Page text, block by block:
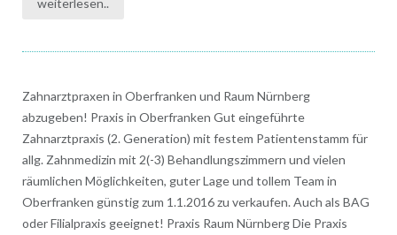
Zahnarztpraxen in Oberfranken und Raum Nürnberg
abzugeben! Praxis in Oberfranken Gut eingeführte
Zahnarztpraxis (2. Generation) mit festem Patientenstamm für
allg. Zahnmedizin mit 2(-3) Behandlungszimmern und vielen
räumlichen Möglichkeiten, guter Lage und tollem Team in
Oberfranken günstig zum 1.1.2016 zu verkaufen. Auch als BAG
oder Filialpraxis geeignet! Praxis Raum Nürnberg Die Praxis